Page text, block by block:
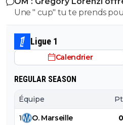
Une " cup" tu te
Ligue 1
Calendrier
REGULAR SEASON
Équipe
1 O. Marseille 0